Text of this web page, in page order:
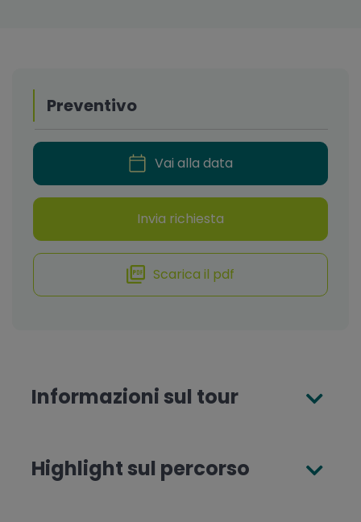
Informazioni sul tour
Highlight sul percorso
Preventivo
Vai alla data
Invia richiesta
Scarica il pdf